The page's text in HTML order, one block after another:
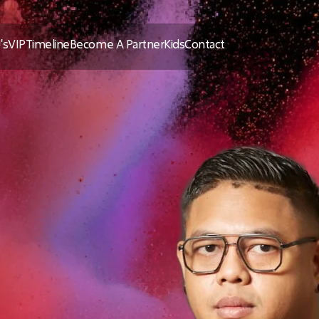
VIPTimelineBecome A PartnerKidsContact